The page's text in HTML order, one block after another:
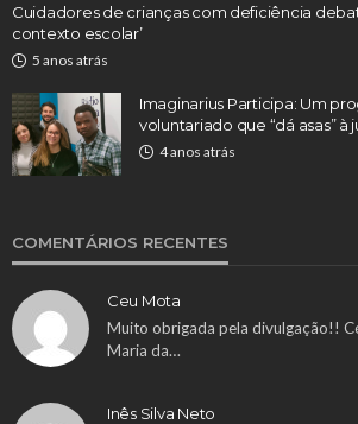
Cuidadores de crianças com deficiência
contexto escolar’
5 anos atrás
Imaginarius Participa: Um
voluntariado que “dá asas” à
4 anos atrás
COMENTÁRIOS RECENTES
Ceu Mota
Muito obrigada pela divulgação!!
Maria da…
Inês Silva Neto